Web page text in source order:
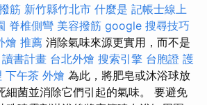
筋 新竹縣竹北市 什麼是 記帳士線上
脊椎側彎 美容撥筋 google 搜尋技巧
燴 推薦 消除氣味來源更實用，而不是
書計畫 台北外燴 搜索引擎 台胞證 護
下午茶 外燴 為此，將肥皂或沐浴球放
細菌並消除它們引起的氣味。 要避免